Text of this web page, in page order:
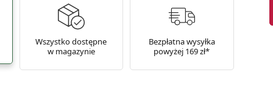
Wszystko dostępne
w magazynie
Bezpłatna wysyłka
powyżej 169 zł*